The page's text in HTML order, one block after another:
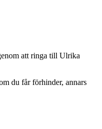
att ringa till Ulrika
du får förhinder, annars